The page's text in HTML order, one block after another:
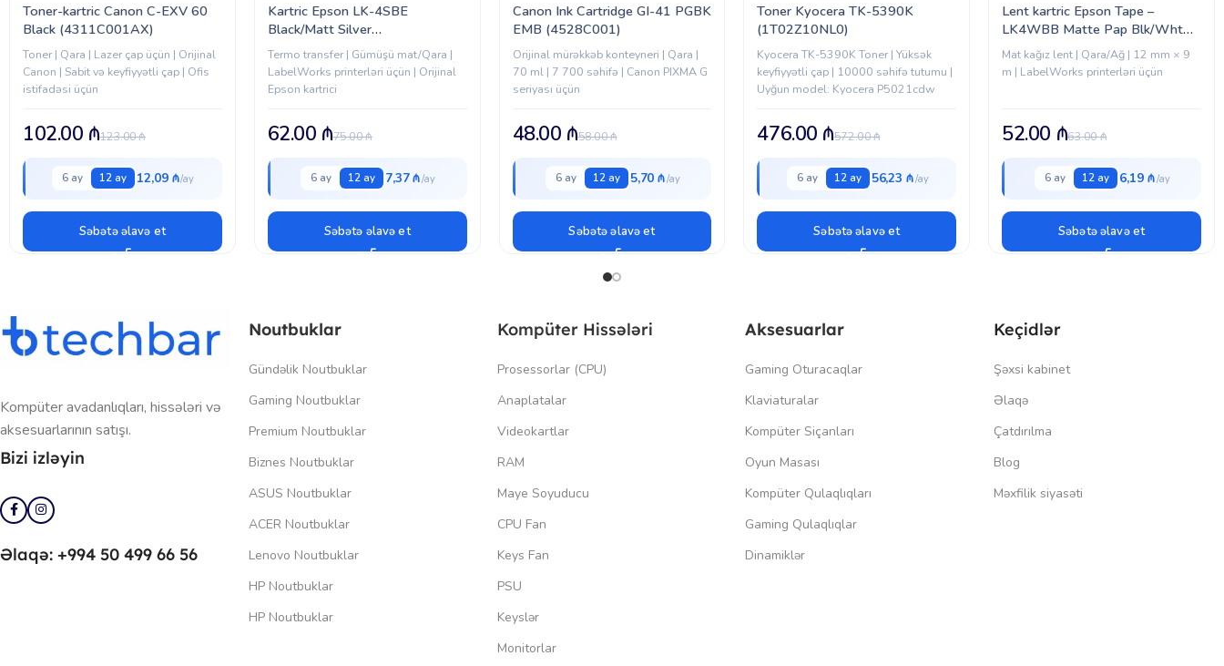
Toner-kartric Canon C-EXV 60
Black (4311C001AX)
Toner | Qara | Lazer çap üçün | Orijinal
Canon | Sabit və keyfiyyətli çap | Ofis
istifadəsi üçün
123.00₼
102.00 ₼
6 ay 12 ay 12,09 ₼
Səbətə əlavə et
Kartric Epson LK-4SBE
Black/Matt Silver
(C53S654017)
Termo transfer | Gümüşü mat/Qara |
LabelWorks printerləri üçün | Orijinal
Epson kartrici
75.00₼
62.00 ₼
6 ay 12 ay 7,37 ₼
Səbətə əlavə et
Canon Ink Cartridge GI-41 PGBK
EMB (4528C001)
Orijinal mürəkkəb konteyneri | Qara |
70 ml | 7 700 səhifə | Canon PIXMA G
seriyası üçün
58.00₼
48.00 ₼
6 ay 12 ay 5,70 ₼
Səbətə əlavə et
Toner Kyocera TK-5390K
(1T02Z10NL0)
Kyocera TK-5390K Toner | Yüksək
keyfiyyətli çap | 10000 səhifə tutumu |
Uyğun model: Kyocera P5021cdw
572.00₼
476.00 ₼
6 ay 12 ay 56,23 ₼
Səbətə əlavə et
Lent kartric Epson Tape –
LK4WBB Matte Pap Blk/Wht
12/9 (C53S654023)
Mat kağız lent | Qara/Ağ | 12 mm × 9
m | LabelWorks printerləri üçün
63.00₼
52.00 ₼
6 ay 12 ay 6,19 ₼
Səbətə əlavə et
Kompüter avadanlıqları, hissələri və
aksesuarlarının satışı.
Bizi izləyin
Əlaqə: +994 50 499 66 56
Noutbuklar
Gündəlik Noutbuklar
Gaming Noutbuklar
Premium Noutbuklar
Biznes Noutbuklar
ASUS Noutbuklar
ACER Noutbuklar
Lenovo Noutbuklar
HP Noutbuklar
HP Noutbuklar
Kompüter Hissələri
Prosessorlar (CPU)
Anaplatalar
Videokartlar
RAM
Maye Soyuducu
CPU Fan
Keys Fan
PSU
Keyslər
Monitorlar
Aksesuarlar
Gaming Oturacaqlar
Klaviaturalar
Kompüter Siçanları
Oyun Masası
Kompüter Qulaqlıqları
Gaming Qulaqlıqlar
Dinamiklər
Keçidlər
Şəxsi kabinet
Əlaqə
Çatdırılma
Blog
Məxfilik siyasəti